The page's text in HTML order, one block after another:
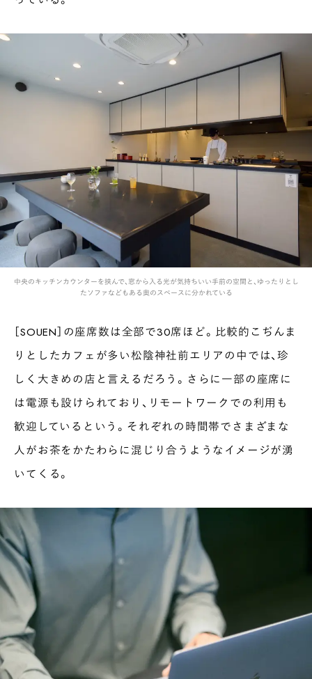
中央のキッチンカウンターを挟んで、窓から入る光が気持ちいい手前の空間と、ゆったりとし
たソファなどもある奥のスペースに分かれている
［SOUEN］の座席数は全部で30席ほど。比較的こぢんま
りとしたカフェが多い松陰神社前エリアの中では、珍
しく大きめの店と言えるだろう。さらに一部の座席に
は電源も設けられており、リモートワークでの利用も
歓迎しているという。それぞれの時間帯でさまざまな
人がお茶をかたわらに混じり合うようなイメージが湧
いてくる。